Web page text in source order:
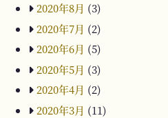
2020年8月 (3)
2020年7月 (2)
2020年6月 (5)
2020年5月 (3)
2020年4月 (2)
2020年3月 (11)